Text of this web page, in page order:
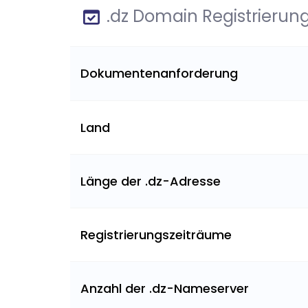
.dz Domain
Dokumentenanforderung
Land
Länge der .dz-Adresse
Registrierungszeiträume
Anzahl der .dz-Nameserver